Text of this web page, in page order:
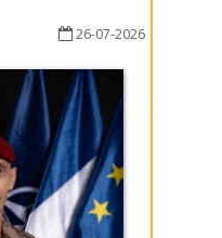
26-07-2026